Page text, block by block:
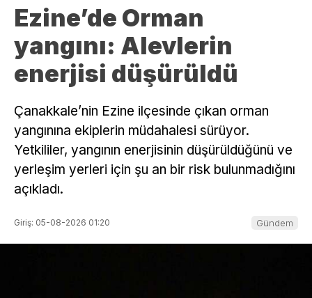
Ezine’de Orman
yangını: Alevlerin
enerjisi düşürüldü
Çanakkale’nin Ezine ilçesinde çıkan orman
yangınına ekiplerin müdahalesi sürüyor.
Yetkililer, yangının enerjisinin düşürüldüğünü ve
yerleşim yerleri için şu an bir risk bulunmadığını
açıkladı.
Giriş: 05-08-2026 01:20 Gündem